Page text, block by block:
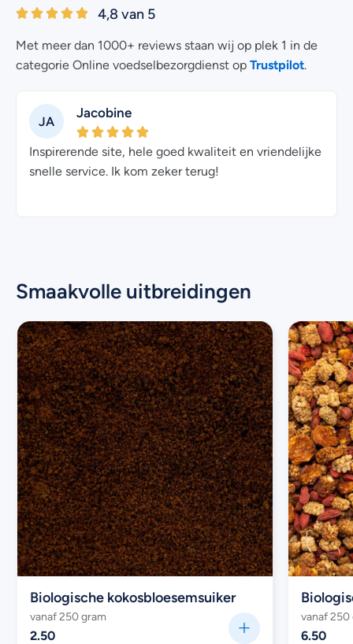
4,8 van 5
Met meer dan 1000+ reviews staan wij op plek 1 in de
categorie Online voedselbezorgdienst op Trustpilot
Jacobine
site, hele goed kwaliteit en vriendelijke
service. Ik kom zeker terug!
Heel
Smaakvolle uitbreidingen
Biologische kokosbloesemsuiker
vanaf 250 gram
2.50
vanaf 250
6.50